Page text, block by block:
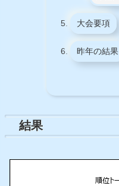
大会要項
昨年の結果
結果